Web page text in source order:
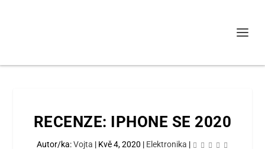
RECENZE: IPHONE SE 2020
Autor/ka:Vojta | Kvě 4, 2020 | Elektronika |